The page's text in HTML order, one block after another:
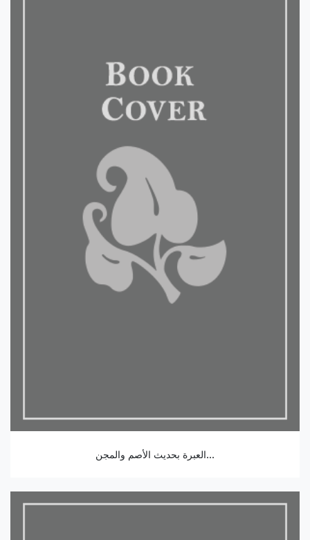
العبرة بحديث الأصم والمجن...